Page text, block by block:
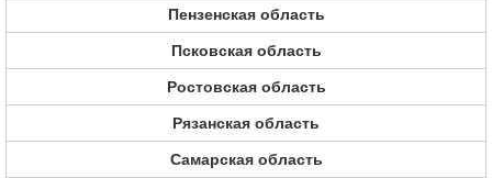
Пензенская область
Псковская область
Ростовская область
Рязанская область
Самарская область